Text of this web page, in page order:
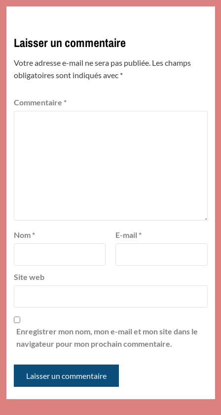
Laisser un commentaire
Votre adresse e-mail ne sera pas publiée. Les champs
obligatoires sont indiqués avec *
Commentaire *
Nom * E-mail *
Site web
Enregistrer mon nom, mon e-mail et mon site dans le
navigateur pour mon prochain commentaire.